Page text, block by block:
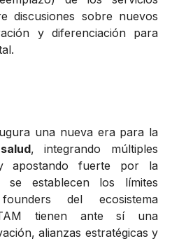
discusiones sobre nuevos
y diferenciación para
una nueva era para la
, integrando múltiples
apostando fuerte por la
se establecen los límites
del ecosistema
tienen ante sí una
alianzas estratégicas y